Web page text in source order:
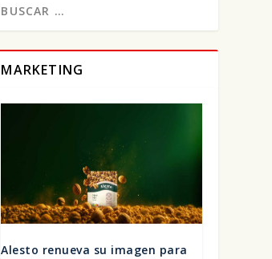
D
L
Ú
MARKETING
Ales­to renue­va su ima­gen para